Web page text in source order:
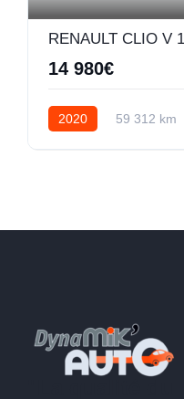
14 980€
2020
59 312 km